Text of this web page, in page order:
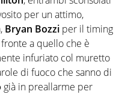
per un attimo,
Bryan Bozzi per il timing
a quello che è
infuriato col muretto
di fuoco che sanno di
già in preallarme per